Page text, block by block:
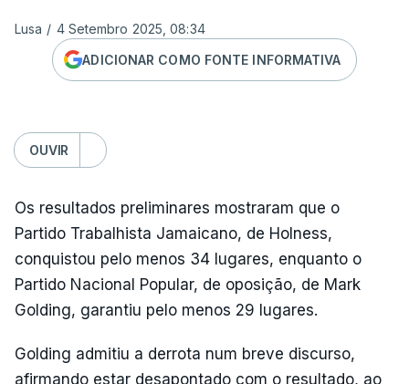
Lusa / 4 Setembro 2025, 08:34
ADICIONAR COMO FONTE INFORMATIVA
OUVIR
Os resultados preliminares mostraram que o
Partido Trabalhista Jamaicano, de Holness,
conquistou pelo menos 34 lugares, enquanto o
Partido Nacional Popular, de oposição, de Mark
Golding, garantiu pelo menos 29 lugares.
Golding admitiu a derrota num breve discurso,
afirmando estar desapontado com o resultado, ao